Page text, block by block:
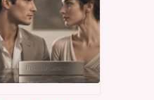
parfums inspirés